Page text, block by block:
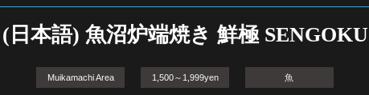
(日本語) 魚沼炉端焼き 鮮極 SENGOKU
Muikamachi Area 1,500～1,999yen 魚